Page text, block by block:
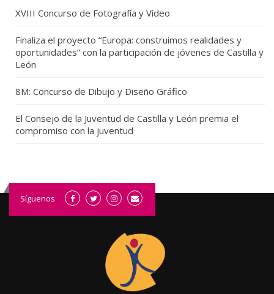
XVIII Concurso de Fotografía y Vídeo
Finaliza el proyecto “Europa: construimos realidades y
oportunidades” con la participación de jóvenes de Castilla y
León
8M: Concurso de Dibujo y Diseño Gráfico
El Consejo de la Juventud de Castilla y León premia el
compromiso con la juventud
Síguenos